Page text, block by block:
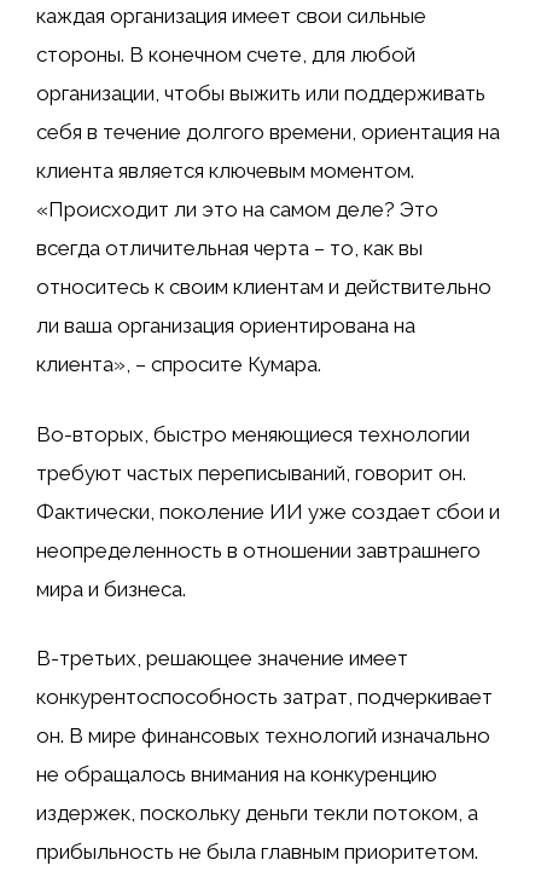
каждая организация имеет свои сильные
стороны. В конечном счете, для любой
организации, чтобы выжить или поддерживать
себя в течение долгого времени, ориентация на
клиента является ключевым моментом.
«Происходит ли это на самом деле? Это
всегда отличительная черта – то, как вы
относитесь к своим клиентам и действительно
ли ваша организация ориентирована на
клиента», – спросите Кумара.
Во-вторых, быстро меняющиеся технологии
требуют частых переписываний, говорит он.
Фактически, поколение ИИ уже создает сбои и
неопределенность в отношении завтрашнего
мира и бизнеса.
В-третьих, решающее значение имеет
конкурентоспособность затрат, подчеркивает
он. В мире финансовых технологий изначально
не обращалось внимания на конкуренцию
издержек, поскольку деньги текли потоком, а
прибыльность не была главным приоритетом.